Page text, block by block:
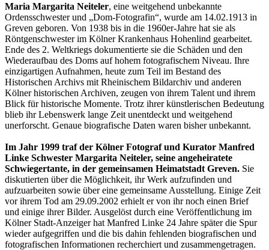
Maria Margarita Neiteler, eine weitgehend unbekannte
Ordensschwester und „Dom-Fotografin“, wurde am 14.02.1913 in
Greven geboren. Von 1938 bis in die 1960er-Jahre hat sie als
Röntgenschwester im Kölner Krankenhaus Hohenlind gearbeitet.
Ende des 2. Weltkriegs dokumentierte sie die Schäden und den
Wiederaufbau des Doms auf hohem fotografischem Niveau. Ihre
einzigartigen Aufnahmen, heute zum Teil im Bestand des
Historischen Archivs mit Rheinischem Bildarchiv und anderen
Kölner historischen Archiven, zeugen von ihrem Talent und ihrem
Blick für historische Momente. Trotz ihrer künstlerischen Bedeutung
blieb ihr Lebenswerk lange Zeit unentdeckt und weitgehend
unerforscht. Genaue biografische Daten waren bisher unbekannt.
Im Jahr 1999 traf der Kölner Fotograf und Kurator Manfred
Linke Schwester Margarita Neiteler, seine angeheiratete
Schwiegertante, in der gemeinsamen Heimatstadt Greven. Sie
diskutierten über die Möglichkeit, ihr Werk aufzufinden und
aufzuarbeiten sowie über eine gemeinsame Ausstellung. Einige Zeit
vor ihrem Tod am 29.09.2002 erhielt er von ihr noch einen Brief
und einige ihrer Bilder. Ausgelöst durch eine Veröffentlichung im
Kölner Stadt-Anzeiger hat Manfred Linke 24 Jahre später die Spur
wieder aufgegriffen und die bis dahin fehlenden biografischen und
fotografischen Informationen recherchiert und zusammengetragen.